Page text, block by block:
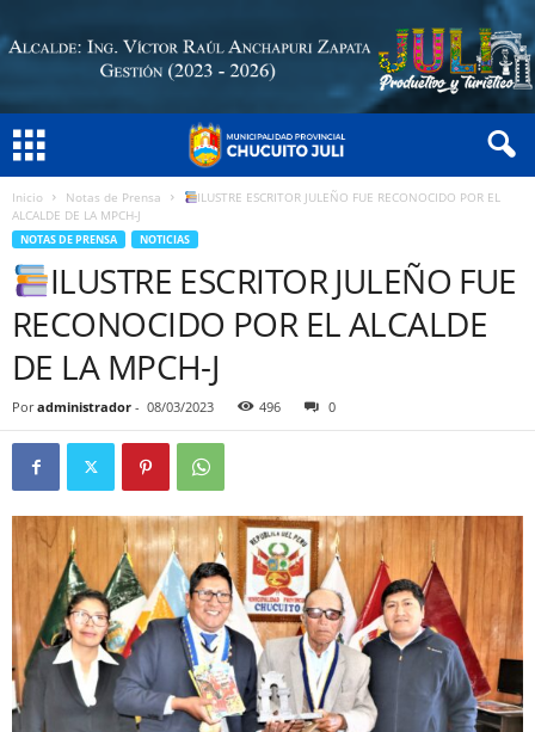
Inicio Notas de Prensa
ILUSTRE ESCRITOR JULEÑO FUE RECONOCIDO POR EL
ALCALDE DE LA MPCH-J
NOTAS DE PRENSA NOTICIAS
ILUSTRE ESCRITOR JULEÑO FUE
RECONOCIDO POR EL ALCALDE
DE LA MPCH-J
Por administrador - 08/03/2023 496 0